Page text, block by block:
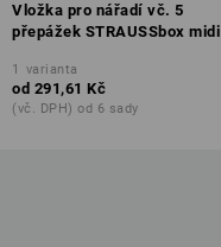
Vložka pro nářadí vč. 5
přepážek STRAUSSbox midi
1 varianta
od 291,61 Kč
(vč. DPH) od 6 sady